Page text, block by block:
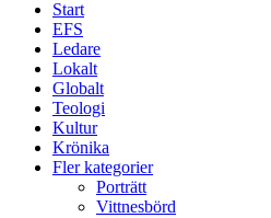
Start
EFS
Ledare
Lokalt
Globalt
Teologi
Kultur
Krönika
Fler kategorier
Porträtt
Vittnesbörd